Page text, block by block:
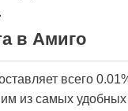
в Амиго
всего
из самых удобных